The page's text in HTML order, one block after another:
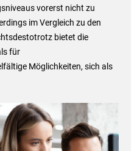
vorerst nicht zu
im Vergleich zu den
bietet die
für
Möglichkeiten, sich als